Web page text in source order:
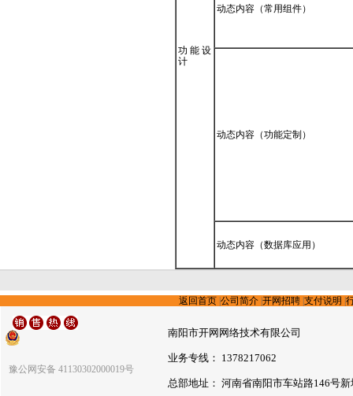
功 能 设
计
动态内容（常用组件）
动态内容（功能定制）
动态内容（数据库应用）
返回首页 |公司简介 |开网招聘 |支付说明 |
豫公网安备 41130302000019号
南阳市开网网络技术有限公司
业务专线： 1378217062
总部地址： 河南省南阳市车站路146号